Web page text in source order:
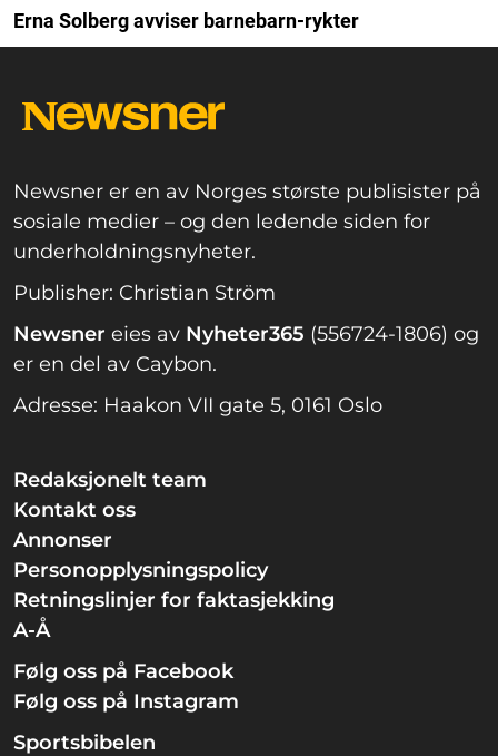
Erna Solberg avviser barnebarn-rykter
Newsner er en av Norges største publisister på
sosiale medier – og den ledende siden for
underholdningsnyheter.
Publisher: Christian Ström
Newsner eies av Nyheter365 (556724-1806) og
er en del av Caybon.
Adresse: Haakon VII gate 5, 0161 Oslo
Redaksjonelt team
Kontakt oss
Annonser
Personopplysningspolicy
Retningslinjer for faktasjekking
A-Å
Følg oss på Facebook
Følg oss på Instagram
Sportsbibelen